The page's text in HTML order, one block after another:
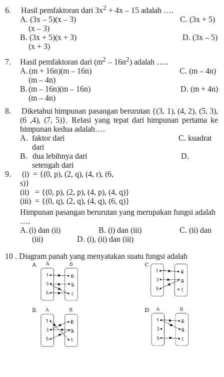
6. Hasil pemfaktoran dari 3x2 + 4x – 15 adalah ….
A. (3x – 5)(x – 3)
C. (3x + 5)
(x – 3)
B. (3x + 5)(x + 3)
D. (3x – 5)
(x + 3)
7.
Hasil pemfaktoran dari (m2 – 16n2) adalah …..
A.(m + 16n)(m – 16n)
C. (m – 4n)
(m – 4n)
B.(m – 16n)(m – 16n)
D. (m + 4n)
(m – 4n)
8.
Diketahui himpunan pasangan berurutan {(3, 1), (4, 2), (5, 3),
(6 ,4), (7, 5)}. Relasi yang tepat dari himpunan pertama ke
himpunan kedua adalah….
A. faktor dari
C. kuadrat
dari
B.
dua lebihnya dari
D.
setengah dari
9.
(i) = {(0, p), (2, q), (4, r), (6,
s)}
(ii) = {(0, p), (2, p), (4, p), (4, q)}
(iii) = {(0, q), (2, q), (4, q), (6, q)}
Himpunan pasangan berurutan yang merupakan fungsi adalah
….
A.(i) dan (ii) B. (i) dan (iii) C. (ii) dan
(iii) D. (i), (ii) dan (iii)
10 . Diagram panah yang menyatakan suatu fungsi adalah